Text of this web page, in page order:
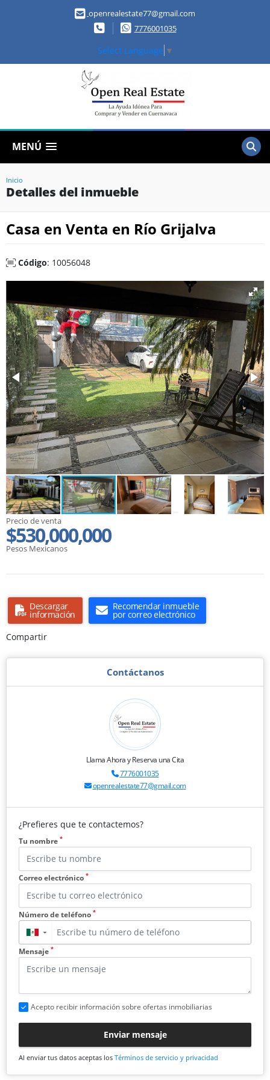
openrealestate77@gmail.com
7776001035
Select Language ▼
MENÚ
Inicio
Detalles del inmueble
Casa en Venta en Río Grijalva
Código: 10056048
Precio de venta
$530,000,000
Pesos Mexicanos
Descargar
información
Recomendar inmueble
por correo electrónico
Compartir
Contáctanos
Llama Ahora y Reserva una Cita
7776001035
openrealestate77@gmail.com
¿Prefieres que te contactemos?
Tu nombre *
Correo electrónico *
Número de teléfono *
▼
Mensaje *
Acepto recibir información sobre ofertas inmobiliarias
Enviar mensaje
Al enviar tus datos aceptas los Términos de servicio y privacidad